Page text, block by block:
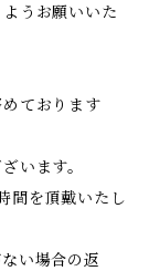
うお願いいた
ております
います。
間を頂戴いたし
い場合の返